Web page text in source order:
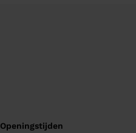
Openingstijden